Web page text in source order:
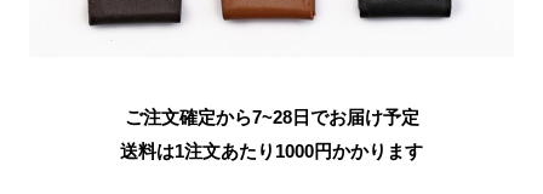
ご注文確定から7~28日でお届け予定
送料は1注文あたり 1000円かかります